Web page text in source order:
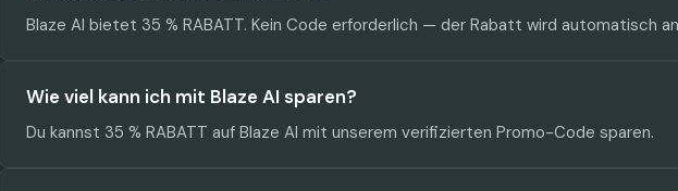
Blaze AI bietet 35 % RABATT. Kein Code erforderlich — der Rabatt wird automatisch
Wie viel kann ich mit Blaze AI sparen?
Du kannst 35 % RABATT auf Blaze AI mit unserem verifizierten Promo-Code sparen.